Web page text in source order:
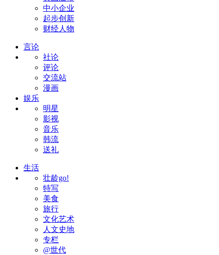
中小企业
起步创新
财经人物
言论
社论
评论
交流站
漫画
娱乐
明星
影视
音乐
韩流
送礼
生活
壮龄go!
特写
美食
旅行
文化艺术
人文史地
专栏
@世代